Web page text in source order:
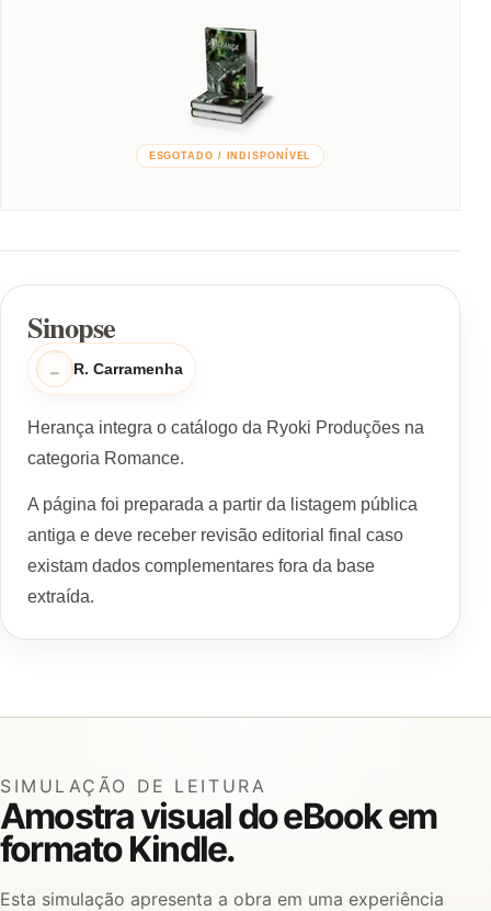
ESGOTADO / INDISPONÍVEL
Sinopse
R. Carramenha
Herança integra o catálogo da Ryoki Produções na
categoria Romance.
A página foi preparada a partir da listagem pública
antiga e deve receber revisão editorial final caso
existam dados complementares fora da base
extraída.
SIMULAÇÃO DE LEITURA
Amostra visual do eBook em
formato Kindle.
Esta simulação apresenta a obra em uma experiência